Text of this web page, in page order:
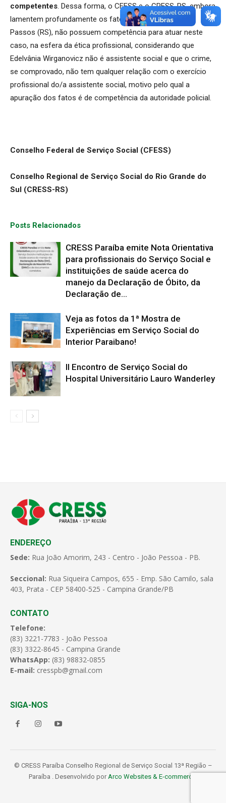
competentes. Dessa forma, o CFESS e o CRESS-RS, embora
lamentem profundamente os fatos ocorridos em Três
Passos (RS), não possuem competência para atuar neste
caso, na esfera da ética profissional, considerando que
Edelvânia Wirganovicz não é assistente social e que o crime,
se comprovado, não tem qualquer relação com o exercício
profissional do/a assistente social, motivo pelo qual a
apuração dos fatos é de competência da autoridade policial.
Conselho Federal de Serviço Social (CFESS)
Conselho Regional de Serviço Social do Rio Grande do
Sul (CRESS-RS)
Posts Relacionados
CRESS Paraíba emite Nota Orientativa
para profissionais do Serviço Social e
instituições de saúde acerca do
manejo da Declaração de Óbito, da
Declaração de...
Veja as fotos da 1ª Mostra de
Experiências em Serviço Social do
Interior Paraibano!
II Encontro de Serviço Social do
Hospital Universitário Lauro Wanderley
ENDEREÇO
Sede: Rua João Amorim, 243 - Centro - João Pessoa - PB.
Seccional: Rua Siqueira Campos, 655 - Emp. São Camilo, sala
403, Prata - CEP 58400-525 - Campina Grande/PB
CONTATO
Telefone:
(83) 3221-7783 - João Pessoa
(83) 3322-8645 - Campina Grande
WhatsApp: (83) 98832-0855
E-mail: cresspb@gmail.com
SIGA-NOS
© CRESS Paraíba Conselho Regional de Serviço Social 13ª Região –
Paraíba . Desenvolvido por Arco Websites & E-commerce